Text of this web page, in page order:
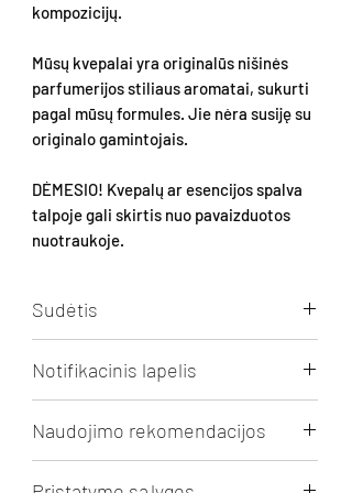
kompozicijų.
Mūsų kvepalai yra originalūs nišinės
parfumerijos stiliaus aromatai, sukurti
pagal mūsų formules. Jie nėra susiję su
originalo gamintojais.
DĖMESIO! Kvepalų ar esencijos spalva
talpoje gali skirtis nuo pavaizduotos
nuotraukoje.
Sudėtis
(PENTADECALACTONE,
HEXAMETHYLINDANOPYRAN,
PHENETHYL ALCOHOL, METHYL
DIHYDROXY-DIMETHYLBENZOATE,
Notifikacinis lapelis
Naudojimo rekomendacijos